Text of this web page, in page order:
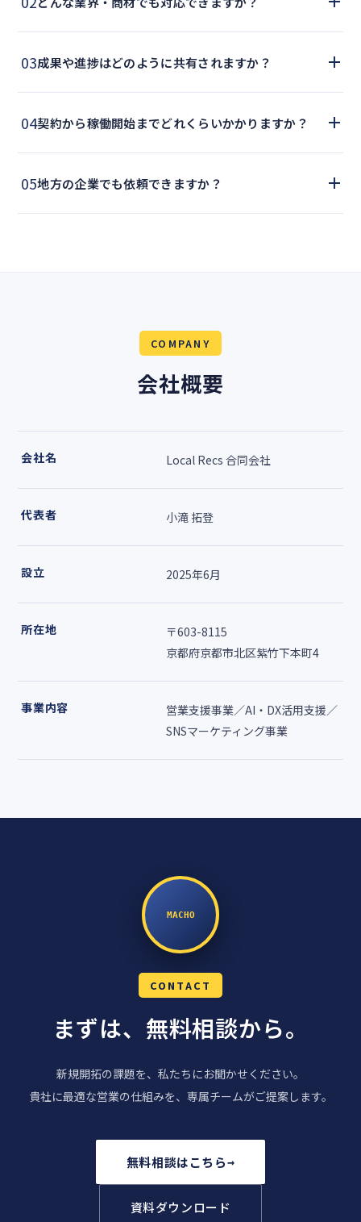
03成果や進捗はどのように共有されますか？
04契約から稼働開始までどれくらいかかりますか？
05地方の企業でも依頼できますか？
COMPANY
会社概要
会社名 Local Recs 合同会社
代表者 小滝 拓登
設立 2025年6月
所在地
〒603-8115
京都府京都市北区紫竹下本町4
事業内容
営業支援事業／AI・DX活用支援／
SNSマーケティング事業
MACHO
CONTACT
まずは、無料相談から。
新規開拓の課題を、私たちにお聞かせください。
貴社に最適な営業の仕組みを、専属チームがご提案します。
無料相談はこちら→
資料ダウンロード